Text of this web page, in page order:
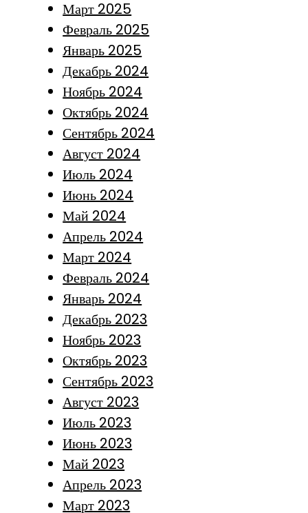
Март 2025
Февраль 2025
Январь 2025
Декабрь 2024
Ноябрь 2024
Октябрь 2024
Сентябрь 2024
Август 2024
Июль 2024
Июнь 2024
Май 2024
Апрель 2024
Март 2024
Февраль 2024
Январь 2024
Декабрь 2023
Ноябрь 2023
Октябрь 2023
Сентябрь 2023
Август 2023
Июль 2023
Июнь 2023
Май 2023
Апрель 2023
Март 2023